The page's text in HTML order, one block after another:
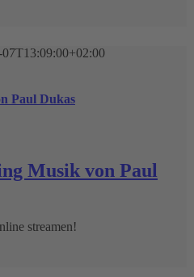
07T13:09:00+02:00
Paul Dukas
Musik von Paul
streamen!